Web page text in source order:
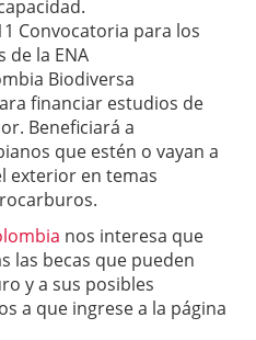
Convocatoria para los
de la ENA
Biodiversa
financiar estudios de
Beneficiará a
que estén o vayan a
exterior en temas
nos interesa que
las becas que pueden
y a sus posibles
a que ingrese a la página